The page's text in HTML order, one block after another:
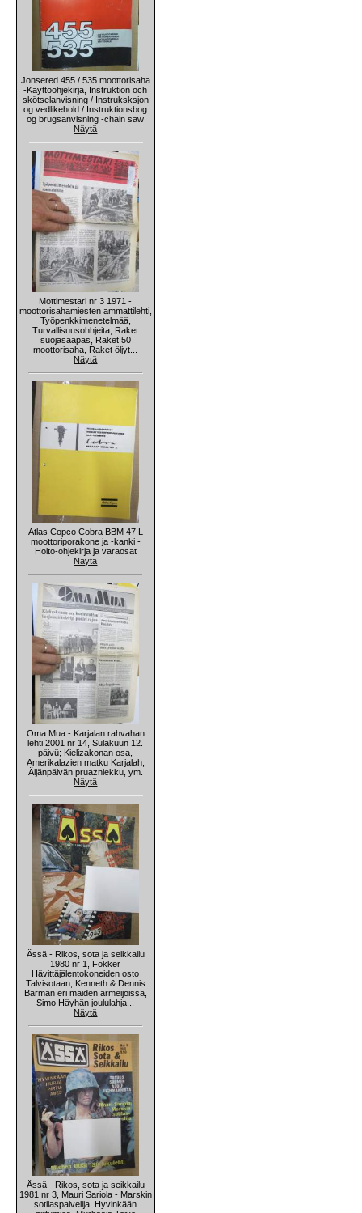
Jonsered 455 / 535 moottorisaha
-Käyttöohjekirja, Instruktion och
skötselanvisning / Instruksksjon
og vedlikehold / Instruktionsbog
og brugsanvisning -chain saw
Näytä
Mottimestari nr 3 1971 -
moottorisahamiesten ammattilehti,
Työpenkkimenetelmää,
Turvallisuusohhjeita, Raket
suojasaapas, Raket 50
moottorisaha, Raket öljyt...
Näytä
Atlas Copco Cobra BBM 47 L
moottoriporakone ja -kanki -
Hoito-ohjekirja ja varaosat
Näytä
Oma Mua - Karjalan rahvahan
lehti 2001 nr 14, Sulakuun 12.
päivü; Kielizakonan osa,
Amerikalazien matku Karjalah,
Äijänpäivän pruazniekku, ym.
Näytä
Ässä - Rikos, sota ja seikkailu
1980 nr 1, Fokker
Hävittäjälentokoneiden osto
Talvisotaan, Kenneth & Dennis
Barman eri maiden armeijoissa,
Simo Häyhän joululahja...
Näytä
Ässä - Rikos, sota ja seikkailu
1981 nr 3, Mauri Sariola - Marskin
sotilaspalvelija, Hyvinkään